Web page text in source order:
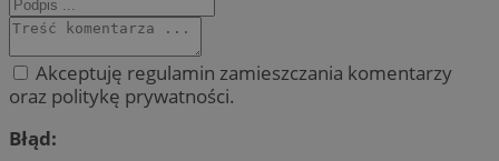
Akceptuję regulamin zamieszczania komentarzy
oraz politykę prywatności.
Błąd: